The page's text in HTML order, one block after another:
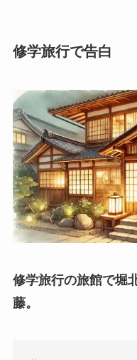
修学旅行で告白
修学旅行の旅館で堀
藤。